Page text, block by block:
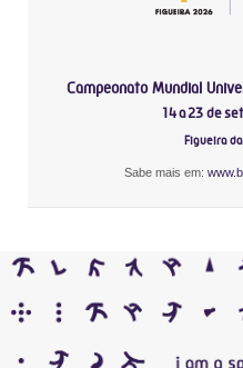
Campeonato Mundial
14 a 23 de
Figueira
Sabe mais em: